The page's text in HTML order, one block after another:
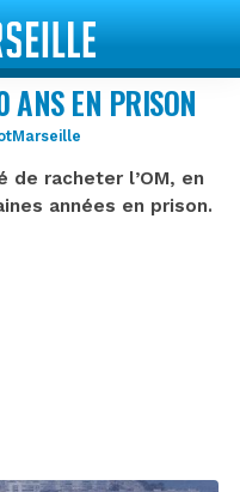
ANS EN PRISON
de racheter l’OM, en
années en prison.